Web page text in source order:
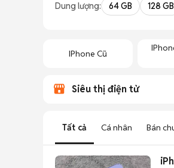
Dung lượng: 64 GB 128 GB
IPhone Cũ
Siêu thị điện tử
Tất cả Cá nhân Bán